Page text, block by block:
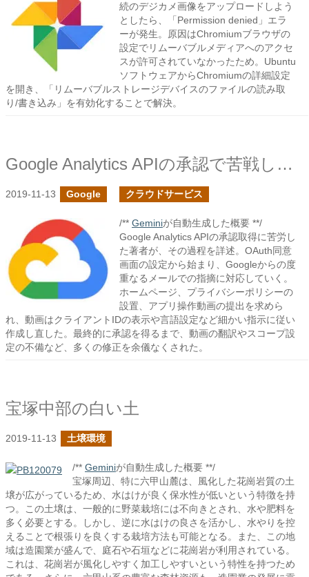
続のデジカメ画像をアップロードしよう
としたら、「Permission denied」エラ
ーが発生。原因はChromiumブラウザの
設定でリムーバブルメディアへのアクセ
スが許可されていなかったため。Ubuntu
ソフトウェアからChromiumの詳細設定
を開き、「リムーバブルストレージデバイスのファイルの読み取
り/書き込み」を有効化することで解決。
Google Analytics APIの承認で苦戦したので、承認されるまでの流れをまとめてみた
2019-11-13 Google クラウドサービス
/** Geminiが自動生成した概要 **/
Google Analytics APIの承認取得に苦労し
た著者が、その過程を詳述。OAuth同意
画面の設定から始まり、Googleからの度
重なるメールでの指摘に対応していく。
ホームページ、プライバシーポリシーの
設置、アプリ操作動画の提出を求めら
れ、動画はクライアントIDの表示や言語設定など細かい指示に従い
作成し直した。最終的に承認を得るまで、動画の翻訳やスコープ設
定の不備など、多くの修正を余儀なくされた。
宝塚中部の白い土
2019-11-13 土壌環境
/** Geminiが自動生成した概要 **/
宝塚周辺、特に六甲山麓は、風化した花崗岩質の土
壌が広がっているため、水はけが良く保水性が低いという特徴を持
つ。この土壌は、一般的に野菜栽培には不向きとされ、水や肥料を
多く必要とする。しかし、逆に水はけの良さを活かし、水やりを控
えることで根張りを良くする栽培方法も可能となる。また、この地
域は造園業が盛んで、庭石や石垣などに花崗岩が利用されている。
これは、花崗岩が風化しやすく加工しやすいという特性を持つため